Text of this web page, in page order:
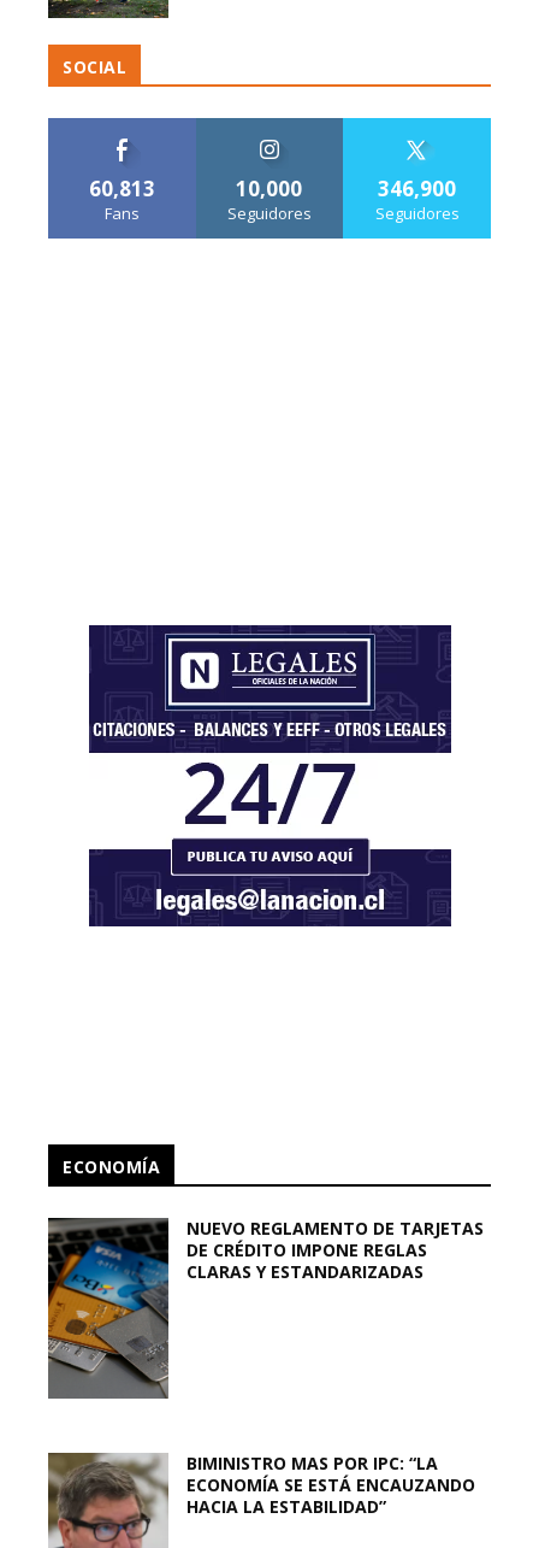
SOCIAL
60,813
Fans
10,000
Seguidores
346,900
Seguidores
ECONOMÍA
NUEVO REGLAMENTO DE TARJETAS
DE CRÉDITO IMPONE REGLAS
CLARAS Y ESTANDARIZADAS
BIMINISTRO MAS POR IPC: “LA
ECONOMÍA SE ESTÁ ENCAUZANDO
HACIA LA ESTABILIDAD”